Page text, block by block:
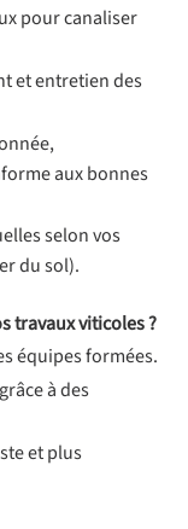
pour canaliser
et entretien des
aux bonnes
selon vos
du sol).
travaux viticoles ?
équipes formées.
à des
et plus